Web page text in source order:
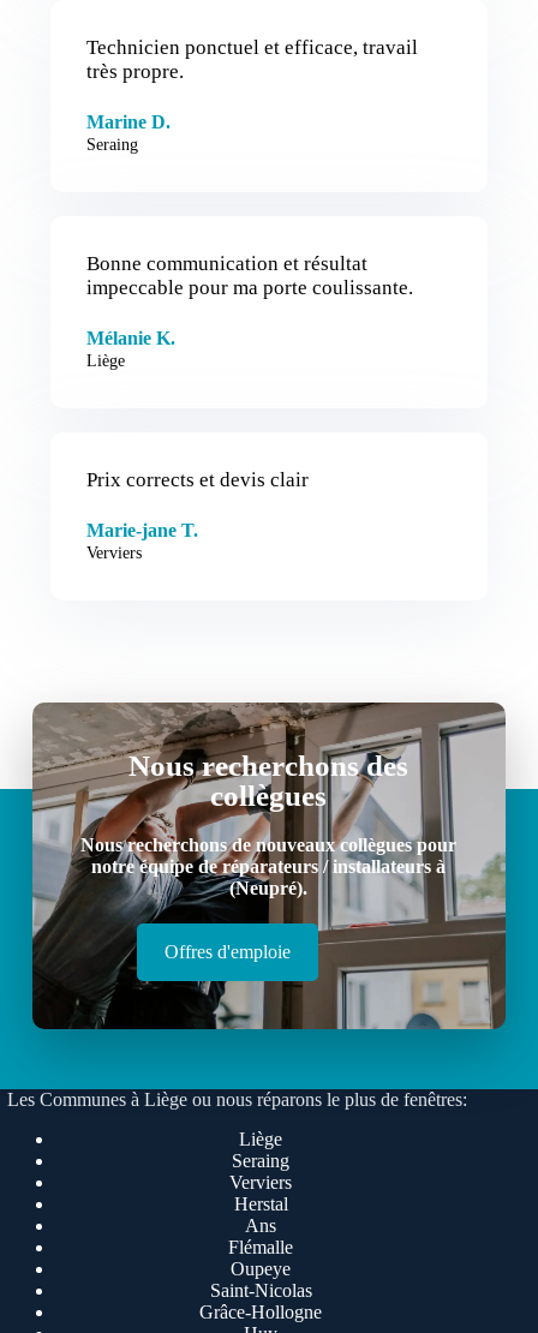
Technicien ponctuel et efficace, travail
très propre.
Marine D.
Seraing
Bonne communication et résultat
impeccable pour ma porte coulissante.
Mélanie K.
Liège
Prix corrects et devis clair
Marie-jane T.
Verviers
Nous recherchons des
collègues
Nous recherchons de nouveaux collègues pour
notre équipe de réparateurs / installateurs à
(Neupré).
Offres d'emploie
Les Communes à Liège ou nous réparons le plus de fenêtres:
Liège
Seraing
Verviers
Herstal
Ans
Flémalle
Oupeye
Saint-Nicolas
Grâce-Hollogne